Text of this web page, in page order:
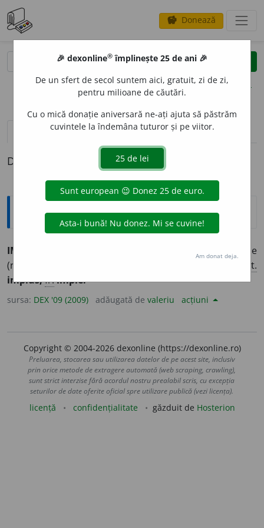
savings Donează
clear
opțiuni
definiții (1)
Definiția cu ID-ul 870344:
Explicative DEX
IMP
) Care este lipsit de evlavie
(religioasă) sau de afecțiune plină de respect. – Din
lat.
impius,fr.impie.
sursa: DEX '09 (2009) adăugată de valeriu acțiuni
Copyright © 2004-2026 dexonline (https://dexonline.ro)
Preluarea, stocarea sau utilizarea datelor de pe acest site, inclusiv
prin orice metode de extragere automată (web scraping, crawling),
sunt strict interzise fără acordul nostru prealabil scris, cu excepția
seturilor de date oferite oficial spre utilizare publică (vezi licența).
licență confidențialitate găzduit de Hosterion
🎉 dexonline® împlinește 25 de ani 🎉
De un sfert de secol suntem aici, gratuit, zi de zi,
pentru milioane de căutări.
Cu o mică donație aniversară ne-ați ajuta să păstrăm
cuvintele la îndemâna tuturor și pe viitor.
Am donat deja.